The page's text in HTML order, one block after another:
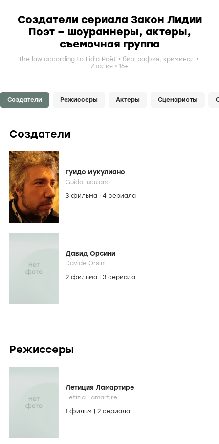
Создатели сериала Закон Лидии
Поэт – шоураннеры, актеры,
съемочная группа
The law according to Lidia Poët биография, криминал
Италия
16+
Создатели Режиссеры Актеры Сценаристы
Создатели
Гуидо Иукулиано
Guido Iuculano
3 фильма
4 сериала
Давид Орсини
Davide Orsini
2 фильма
3 сериала
Режиссеры
Летиция Ламартире
Letizia Lamartire
1 фильм
2 сериала